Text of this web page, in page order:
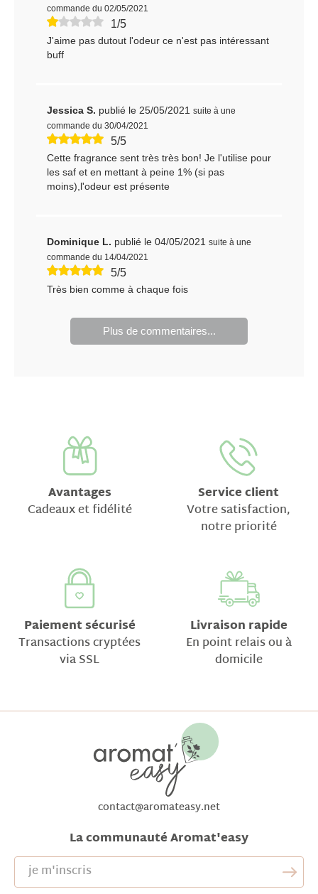
commande du 02/05/2021
1/5
J'aime pas dutout l'odeur ce n'est pas intéressant
buff
Jessica S. publié le 25/05/2021 suite à une
commande du 30/04/2021
5/5
Cette fragrance sent très très bon! Je l'utilise pour
les saf et en mettant à peine 1% (si pas
moins),l'odeur est présente
Dominique L. publié le 04/05/2021 suite à une
commande du 14/04/2021
5/5
Très bien comme à chaque fois
Plus de commentaires...
Avantages
Cadeaux et fidélité
Service client
Votre satisfaction,
notre priorité
Paiement sécurisé
Transactions cryptées
via SSL
Livraison rapide
En point relais ou à
domicile
contact@aromateasy.net
La communauté Aromat'easy